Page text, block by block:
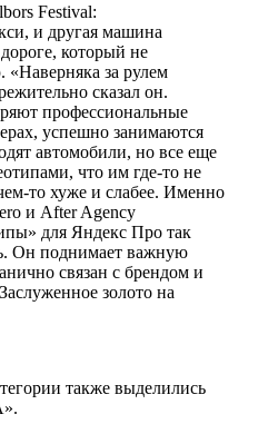
Festival:
и другая машина
который не
«Наверняка за рулем
сказал он.
профессиональные
успешно занимаются
автомобили, но все еще
что им где-то не
то хуже и слабее. Именно
и After Agency
для Яндекс Про так
Он поднимает важную
связан с брендом и
золото на
также выделились